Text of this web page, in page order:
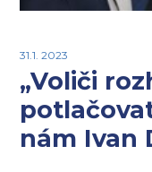
31.1. 2023
„Voliči
nám Ivan